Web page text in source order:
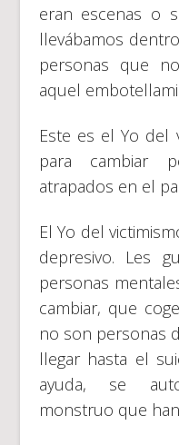
eran escenas o
llevábamos
personas que
aquel
Este es el Yo del
para cambiar
atrapados en el
El Yo del
depresivo. Les
personas
cambiar, que
no son personas
llegar hasta el
ayuda, se
monstruo que